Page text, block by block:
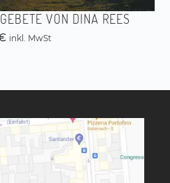
VON DINA REES
inkl. MwSt